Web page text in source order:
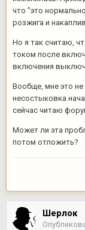
что "это
розжига и
Но я так считаю,
током после
включения
Вообще, мне это
несостыковка
сейчас читаю
Может ли эта
потом отложить?
Шерлок